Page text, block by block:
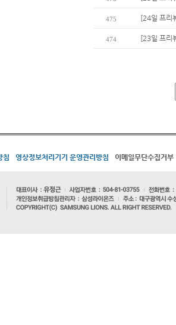
475 [24일 프리
474 [23일 프리
침 영상정보처리기기 운영관리방침 이메일무단수집거부